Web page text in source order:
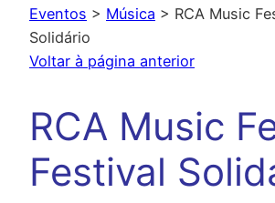
Eventos > Música > RCA Music
Solidário
Voltar à página anterior
RCA Music
Festival